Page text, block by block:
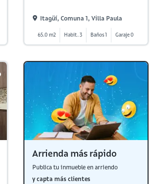
Itagüí, Comuna 1, Villa Paula
65.0 m2 Habit. 3 Baños 1 Garaje 0
Arrienda más rápido
Publica tu inmueble en arriendo
y capta más clientes